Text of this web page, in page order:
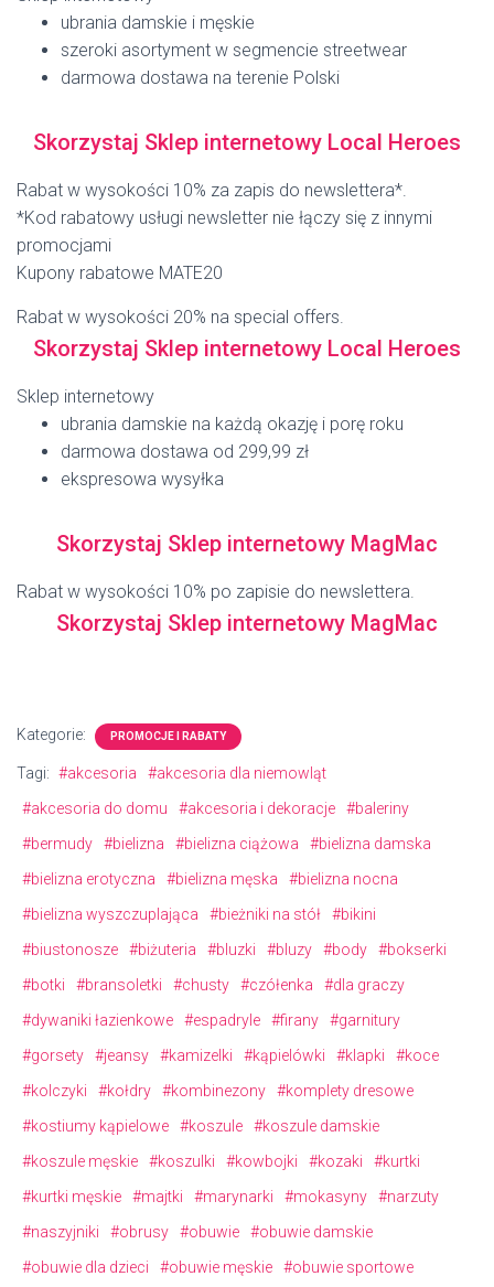
ubrania damskie i męskie
szeroki asortyment w segmencie streetwear
darmowa dostawa na terenie Polski
Skorzystaj Sklep internetowy Local Heroes
Rabat w wysokości 10% za zapis do newslettera*.
*Kod rabatowy usługi newsletter nie łączy się z innymi
promocjami
Kupony rabatowe MATE20
Rabat w wysokości 20% na special offers.
Skorzystaj Sklep internetowy Local Heroes
Sklep internetowy
ubrania damskie na każdą okazję i porę roku
darmowa dostawa od 299,99 zł
ekspresowa wysyłka
Skorzystaj Sklep internetowy MagMac
Rabat w wysokości 10% po zapisie do newslettera.
Skorzystaj Sklep internetowy MagMac
Kategorie: PROMOCJE I RABATY
Tagi: #akcesoria
#akcesoria dla niemowląt
#akcesoria do domu
#akcesoria i dekoracje
#baleriny
#bermudy
#bielizna #bielizna ciążowa
#bielizna damska
#bielizna erotyczna
#bielizna męska
#bielizna nocna
#bielizna wyszczuplająca
#bieżniki na stół
#bikini
#biustonosze
#biżuteria #bluzki #bluzy #body
#bokserki
#botki
#bransoletki #chusty #czółenka
#dla graczy
#dywaniki łazienkowe
#espadryle #firany
#garnitury
#gorsety
#jeansy #kamizelki #kąpielówki #klapki
#koce
#kolczyki
#kołdry #kombinezony
#komplety dresowe
#kostiumy kąpielowe
#koszule
#koszule damskie
#koszule męskie
#koszulki #kowbojki #kozaki
#kurtki
#kurtki męskie
#majtki #marynarki #mokasyny
#narzuty
#naszyjniki
#obrusy #obuwie
#obuwie damskie
#obuwie dla dzieci
#obuwie męskie
#obuwie sportowe